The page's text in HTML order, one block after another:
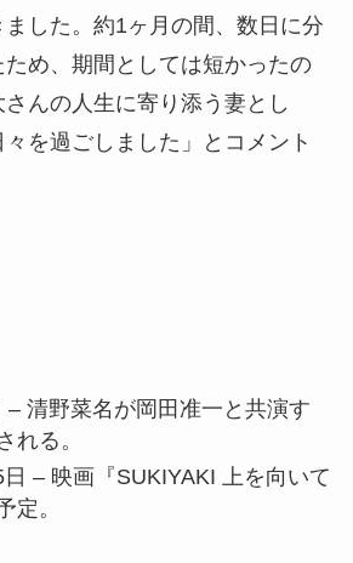
ました。約1ヶ月の間、数日に分
め、期間としては短かったの
んの人生に寄り添う妻とし
を過ごしました」とコメント
– 清野菜名が岡田准一と共演す
れる。
– 映画『SUKIYAKI 上を向いて
定。